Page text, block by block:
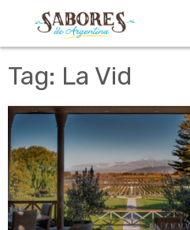
Tag: La Vid